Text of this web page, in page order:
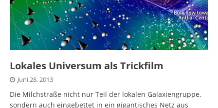
Lokales Universum als Trickfilm
Juni 28, 2013
Die Milchstraße nicht nur Teil der lokalen Galaxiengruppe,
sondern auch eingebettet in ein gigantisches Netz aus